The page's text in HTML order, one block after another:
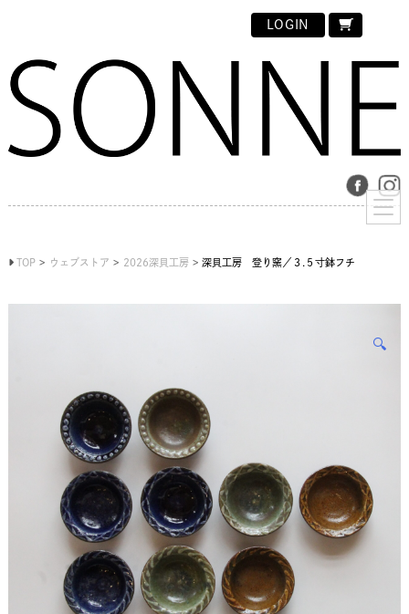
LOGIN
TOP ウェブストア 2026深貝工房 深貝工房 登り窯／３.５寸鉢フチ
🔍